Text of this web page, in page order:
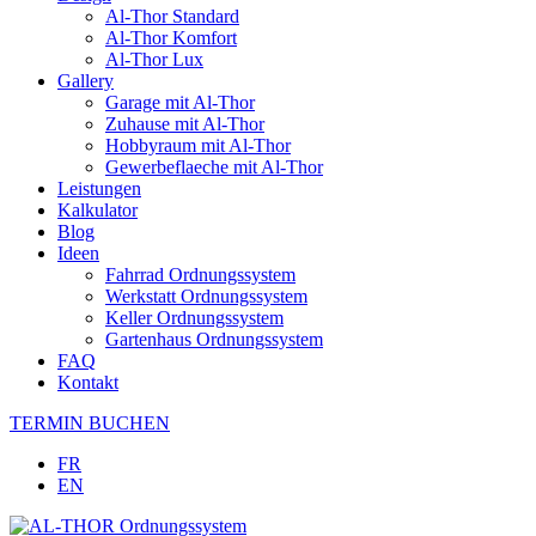
Al-Thor Standard
Al-Thor Komfort
Al-Thor Lux
Gallery
Garage mit Al-Thor
Zuhause mit Al-Thor
Hobbyraum mit Al-Thor
Gewerbeflaeche mit Al-Thor
Leistungen
Kalkulator
Blog
Ideen
Fahrrad Ordnungssystem
Werkstatt Ordnungssystem
Keller Ordnungssystem
Gartenhaus Ordnungssystem
FAQ
Kontakt
TERMIN BUCHEN
FR
EN